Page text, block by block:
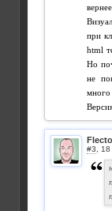
при
html
Но
не
много
#3